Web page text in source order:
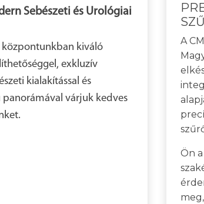
Sebészeti és Urológiai
központunkban kiváló
exkluzív
kialakítással és
várjuk kedves
A
Ön